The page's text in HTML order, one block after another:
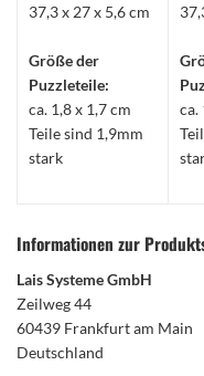
37,3 x 27 x 5,6 cm
Größe der
Puzzleteile:
ca. 1,8 x 1,7 cm
Teile sind 1,9mm
stark
ca.
Informationen zur
Lais Systeme GmbH
Zeilweg 44
60439 Frankfurt am Main
Deutschland